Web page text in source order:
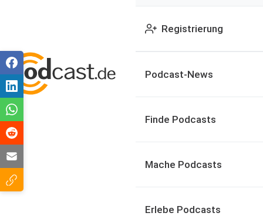
Registrierung
Podcast-News
Finde Podcasts
Mache Podcasts
Erlebe Podcasts